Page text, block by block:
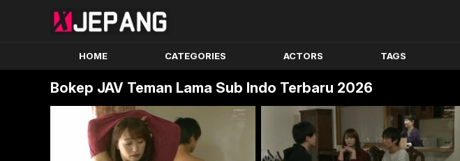
HOME CATEGORIES ACTORS TAGS
Bokep JAV Teman Lama Sub Indo Terbaru 2026